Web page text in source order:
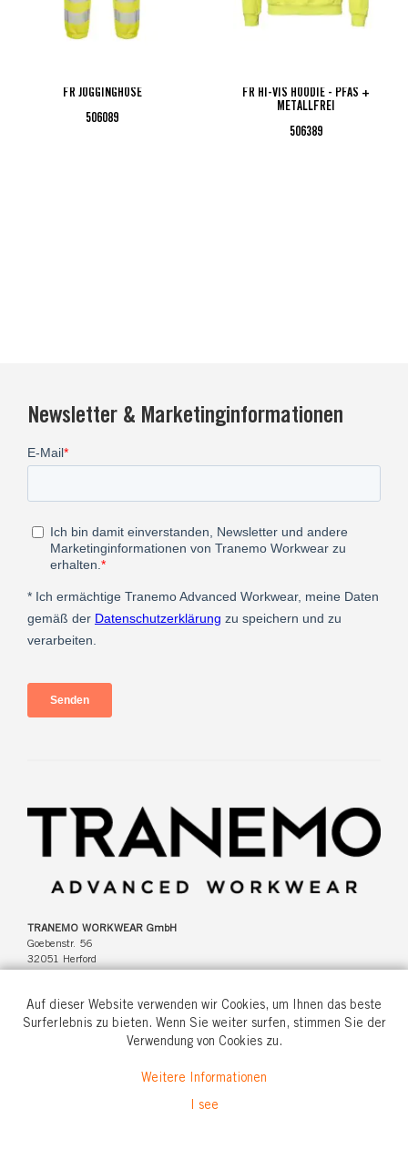
FR JOGGINGHOSE
506089
FR HI-VIS HOODIE - PFAS +
METALLFREI
506389
Newsletter & Marketinginformationen
TRANEMO WORKWEAR GmbH
Goebenstr. 56
32051 Herford
Auf dieser Website verwenden wir Cookies, um Ihnen das beste
Surferlebnis zu bieten. Wenn Sie weiter surfen, stimmen Sie der
Verwendung von Cookies zu.
Weitere Informationen
I see